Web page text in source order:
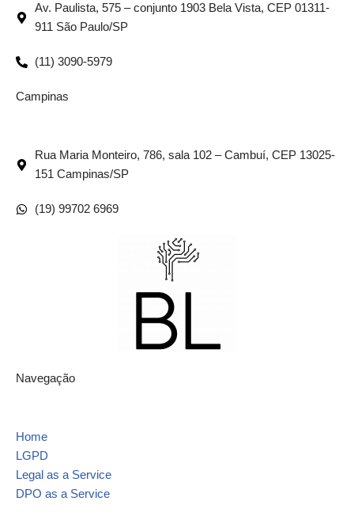
Av. Paulista, 575 – conjunto 1903 Bela Vista, CEP 01311-
911 São Paulo/SP
(11) 3090-5979
Campinas
Rua Maria Monteiro, 786, sala 102 – Cambuí, CEP 13025-
151 Campinas/SP
(19) 99702 6969
Navegação
Home
LGPD
Legal as a Service
DPO as a Service